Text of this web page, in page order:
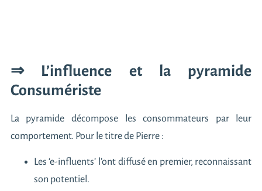
⇒ L’influence et la pyramide
Consumériste
La pyramide décompose les consommateurs par leur
comportement. Pour le titre de Pierre :
Les ‘e-influents’ l’ont diffusé en premier, reconnaissant
son potentiel.